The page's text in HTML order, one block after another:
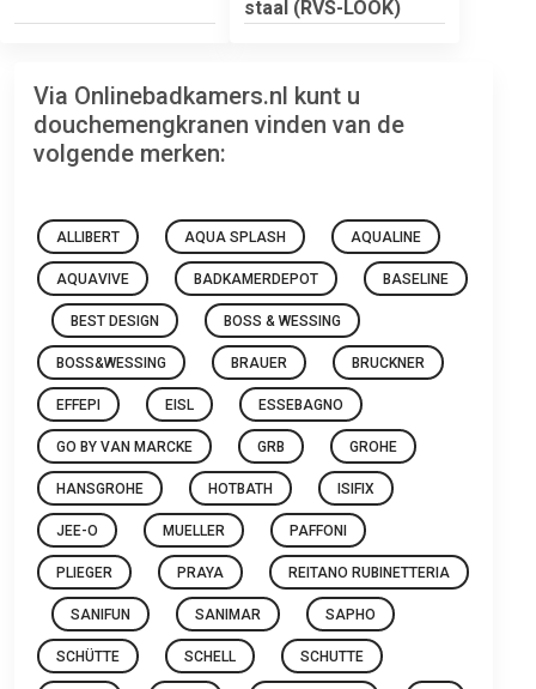
staal (RVS-LOOK)
Via Onlinebadkamers.nl kunt u
douchemengkranen vinden van de
volgende merken:
ALLIBERT AQUA SPLASH AQUALINE
AQUAVIVE BADKAMERDEPOT BASELINE
BEST DESIGN BOSS & WESSING
BOSS&WESSING BRAUER BRUCKNER
EFFEPI EISL ESSEBAGNO
GO BY VAN MARCKE GRB GROHE
HANSGROHE HOTBATH ISIFIX
JEE-O MUELLER PAFFONI
PLIEGER PRAYA REITANO RUBINETTERIA
SANIFUN SANIMAR SAPHO
SCHÜTTE SCHELL SCHUTTE